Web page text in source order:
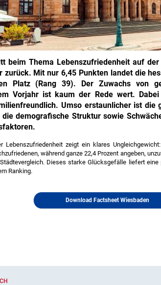
beim Thema Lebenszufriedenheit auf
zurück. Mit nur 6,45 Punkten landet die
Platz (Rang 39). Der Zuwachs von
Vorjahr ist kaum der Rede wert. Dabei
Umso erstaunlicher ist die
die demografische Struktur sowie
Lebenszufriedenheit zeigt ein klares
während ganze 22,4 Prozent angeben,
Dieses starke Glücksgefälle liefert
Ranking.
Download Factsheet Wiesbaden